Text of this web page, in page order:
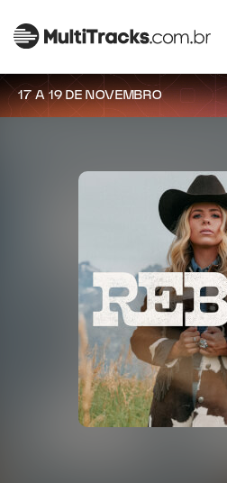
17 A 19 DE NOVEMBRO